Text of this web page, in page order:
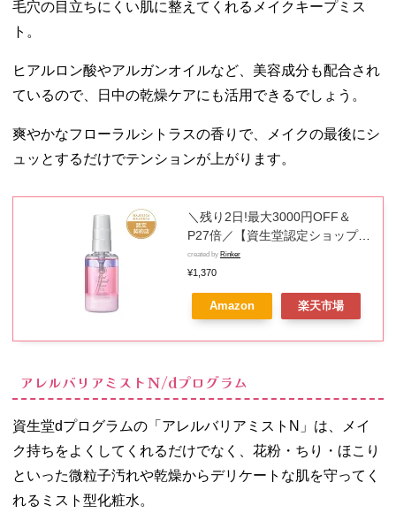
毛穴の目立ちにくい肌に整えてくれるメイクキープミス
ト。
ヒアルロン酸やアルガンオイルなど、美容成分も配合され
ているので、日中の乾燥ケアにも活用できるでしょう。
爽やかなフローラルシトラスの香りで、メイクの最後にシ
ュッとするだけでテンションが上がります。
＼残り2日!最大3000円OFF＆
P27倍／【資生堂認定ショップ】
マジョリカ マジョルカ モイスト
カクテルフィクサー EX 60mL
created by Rinker
¥1,370
Amazon 楽天市場
アレルバリアミストＮ/dプログラム
資生堂dプログラムの「アレルバリアミストN」は、メイ
ク持ちをよくしてくれるだけでなく、花粉・ちり・ほこり
といった微粒子汚れや乾燥からデリケートな肌を守ってく
れるミスト型化粧水。